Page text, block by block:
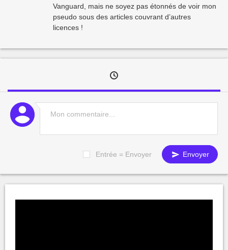
Vanguard, mais ne soyez pas étonnés de voir mon
pseudo sous des articles couvrant d’autres
licences !
Entrée = Envoyer Envoyer